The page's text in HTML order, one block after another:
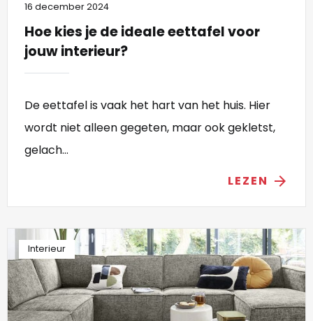
16 december 2024
Hoe kies je de ideale eettafel voor
jouw interieur?
De eettafel is vaak het hart van het huis. Hier
wordt niet alleen gegeten, maar ook gekletst,
gelach...
LEZEN arrow_forward
Interieur